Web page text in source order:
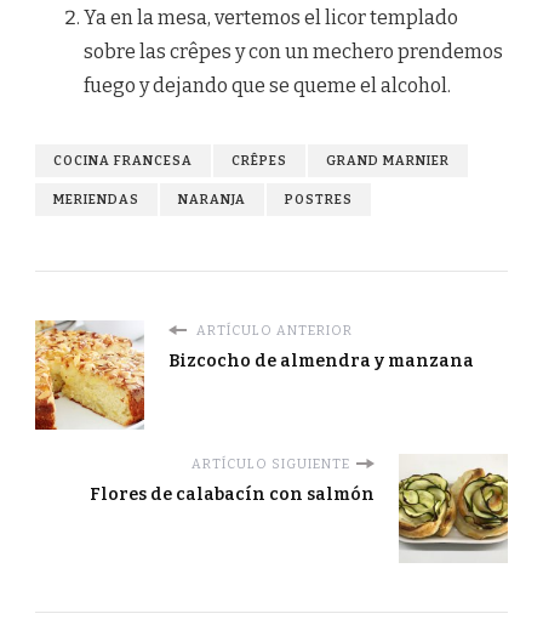
Ya en la mesa, vertemos el licor templado
sobre las crêpes y con un mechero prendemos
fuego y dejando que se queme el alcohol.
COCINA FRANCESA CRÊPES GRAND MARNIER
MERIENDAS NARANJA POSTRES
ARTÍCULO ANTERIOR
Bizcocho de almendra y manzana
ARTÍCULO SIGUIENTE
Flores de calabacín con salmón